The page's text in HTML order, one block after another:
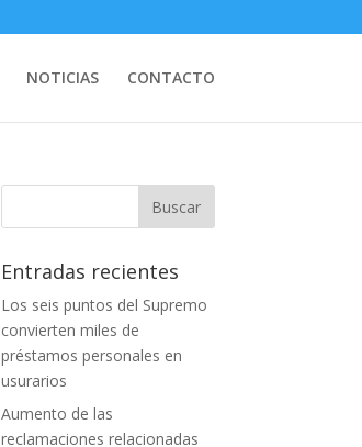
NOTICIAS CONTACTO
Entradas recientes
Los seis puntos del Supremo
convierten miles de
préstamos personales en
usurarios
Aumento de las
reclamaciones relacionadas